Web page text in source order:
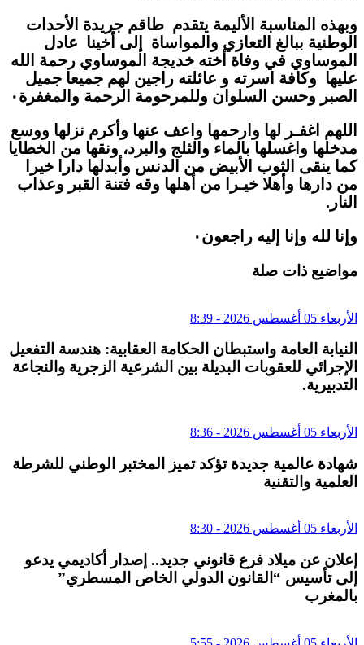
وبهذه المناسبة الأليمة يتقدم طاقم جريدة الأحدات
الوطنية ببالغ التعازي والمواساة إلى أخينا عادل
الموساوي في وفاة أخته خديجة الموساوي رحمة الله
عليها وكافة اسرته و عائلته راجين لهم جميعا جميل
الصبر وحسن السلوان وللمرحومة الرحمة والمغفرة٠
اللهم اغفـر لها وارحمها واعف عنها وأكرم نزلها ووسع
مدخلها واغسلها بالماء والثلج والبرد، ونقها من الخطايا
كما ينقى الثوب الأبيض من الدنس وأبدلها دارا خيرا
من دارها وأهلا خيـرا من أهلها وقه فتنة القبر وعذاب
النار.
وإنا لله وإنا إليه راجعون٠
مواضيع ذات صلة
الأربعاء 05 أغسطس 2026 - 8:39
النيابة العامة واستبطان الحكامة العقابية: هندسة التفعيل
الإجرائي للعقوبات البديلة بين الشرعية الزجرية والنجاعة
التدبيرية.
الأربعاء 05 أغسطس 2026 - 8:36
شهادة عالمية جديدة تؤكد تميز المختبر الوطني للشرطة
العلمية والتقنية
الأربعاء 05 أغسطس 2026 - 8:30
إعلان عن ميلاد فرع قانوني جديد.. إصدار أكاديمي يدعو
إلى تأسيس “القانون الدولي الخاص المسطري”
بالمغرب